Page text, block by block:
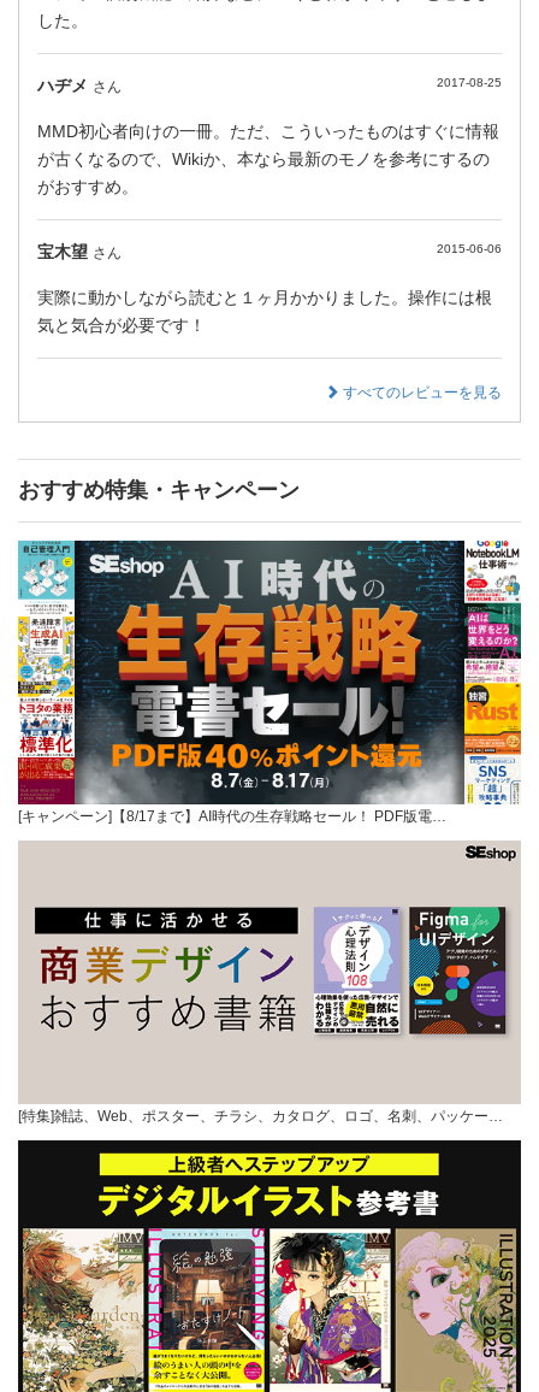
した。
ハヂメ さん 2017-08-25
MMD初心者向けの一冊。ただ、こういったものはすぐに情報
が古くなるので、Wikiか、本なら最新のモノを参考にするの
がおすすめ。
宝木望 さん 2015-06-06
実際に動かしながら読むと１ヶ月かかりました。操作には根
気と気合が必要です！
すべてのレビューを見る
おすすめ特集・キャンペーン
[キャンペーン]【8/17まで】AI時代の生存戦略セール！ PDF版電…
[特集]雑誌、Web、ポスター、チラシ、カタログ、ロゴ、名刺、パッケー…